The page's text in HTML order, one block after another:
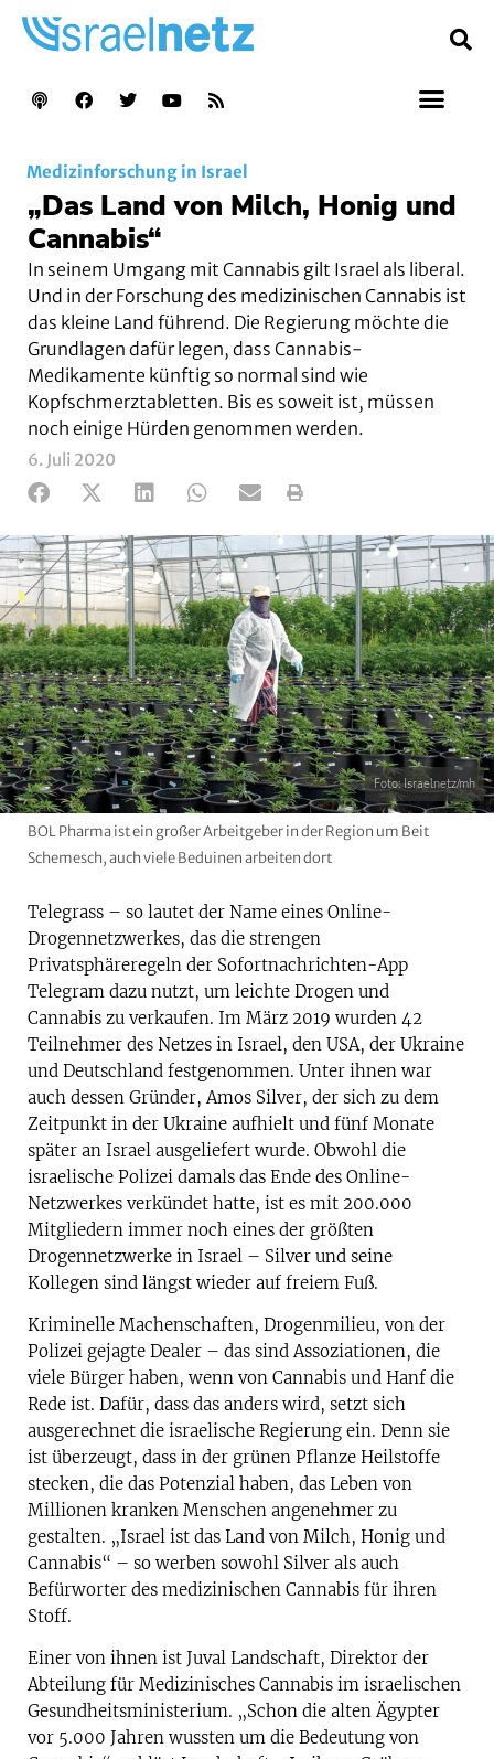
Medizinforschung in Israel
„Das Land von Milch, Honig und
Cannabis“
In seinem Umgang mit Cannabis gilt Israel als liberal.
Und in der Forschung des medizinischen Cannabis ist
das kleine Land führend. Die Regierung möchte die
Grundlagen dafür legen, dass Cannabis-
Medikamente künftig so normal sind wie
Kopfschmerztabletten. Bis es soweit ist, müssen
noch einige Hürden genommen werden.
6. Juli 2020
Foto: Israelnetz/mh
BOL Pharma ist ein großer Arbeitgeber in der Region um Beit
Schemesch, auch viele Beduinen arbeiten dort
Telegrass – so lautet der Name eines Online-
Drogennetzwerkes, das die strengen
Privatsphäreregeln der Sofortnachrichten-App
Telegram dazu nutzt, um leichte Drogen und
Cannabis zu verkaufen. Im März 2019 wurden 42
Teilnehmer des Netzes in Israel, den USA, der Ukraine
und Deutschland festgenommen. Unter ihnen war
auch dessen Gründer, Amos Silver, der sich zu dem
Zeitpunkt in der Ukraine aufhielt und fünf Monate
später an Israel ausgeliefert wurde. Obwohl die
israelische Polizei damals das Ende des Online-
Netzwerkes verkündet hatte, ist es mit 200.000
Mitgliedern immer noch eines der größten
Drogennetzwerke in Israel – Silver und seine
Kollegen sind längst wieder auf freiem Fuß.
Kriminelle Machenschaften, Drogenmilieu, von der
Polizei gejagte Dealer – das sind Assoziationen, die
viele Bürger haben, wenn von Cannabis und Hanf die
Rede ist. Dafür, dass das anders wird, setzt sich
ausgerechnet die israelische Regierung ein. Denn sie
ist überzeugt, dass in der grünen Pflanze Heilstoffe
stecken, die das Potenzial haben, das Leben von
Millionen kranken Menschen angenehmer zu
gestalten. „Israel ist das Land von Milch, Honig und
Cannabis“ – so werben sowohl Silver als auch
Befürworter des medizinischen Cannabis für ihren
Stoff.
Einer von ihnen ist Juval Landschaft, Direktor der
Abteilung für Medizinisches Cannabis im israelischen
Gesundheitsministerium. „Schon die alten Ägypter
vor 5.000 Jahren wussten um die Bedeutung von